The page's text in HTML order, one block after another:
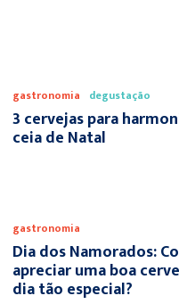
gastronomia degustação
3 cervejas para
ceia de Natal
gastronomia
Dia dos Namorados:
apreciar uma boa
dia tão especial?